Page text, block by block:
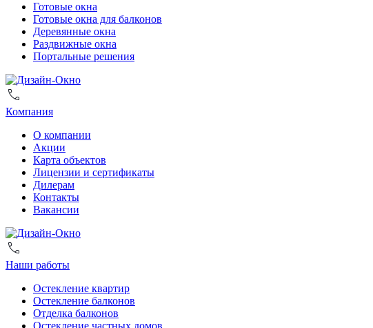
Готовые окна
Готовые окна для балконов
Деревянные окна
Раздвижные окна
Портальные решения
Компания
О компании
Акции
Карта объектов
Лицензии и сертификаты
Дилерам
Контакты
Вакансии
Наши работы
Остекление квартир
Остекление балконов
Отделка балконов
Остекление частных домов